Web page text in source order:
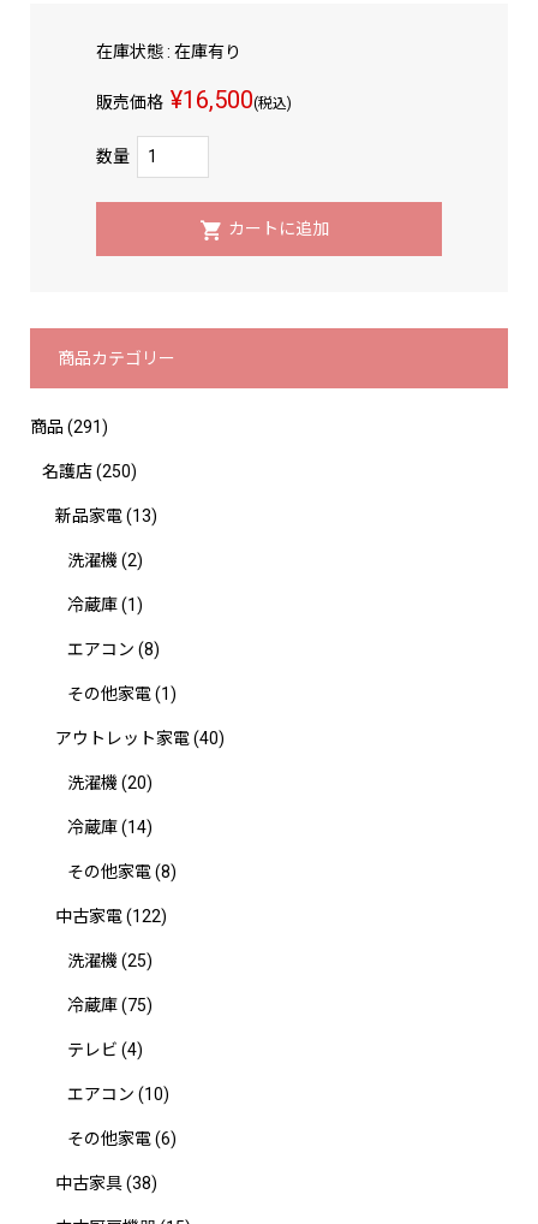
在庫状態 : 在庫有り
販売価格 ¥16,500(税込)
数量
商品カテゴリー
商品 (291)
名護店(250)
新品家電(13)
洗濯機 (2)
冷蔵庫(1)
エアコン (8)
その他家電(1)
アウトレット家電(40)
洗濯機 (20)
冷蔵庫(14)
その他家電(8)
中古家電(122)
洗濯機 (25)
冷蔵庫(75)
テレビ (4)
エアコン (10)
その他家電(6)
中古家具(38)